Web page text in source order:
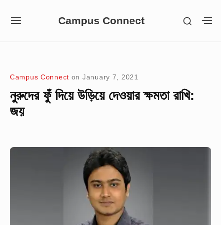
Campus Connect
SITE
SHOW
Campus Connect on January 7, 2021
নুরুদের ফুঁ দিয়ে উড়িয়ে দেওয়ার ক্ষমতা রাখি:
জয়